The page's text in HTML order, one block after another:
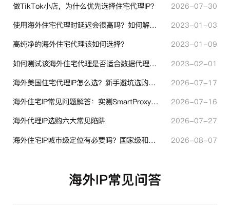
做TikTok小店，为什么优先选择住宅代理IP？
2026-07-30
使用海外住宅代理时延迟会很高吗？如何解决？
2023-01-03
高纯净的海外住宅代理该如何选择？
2023-01-09
如何测试该海外住宅代理是否适合数据代理使用？
2023-02-01
海外美国住宅代理IP怎么选？新手避坑选购指南
2026-07-17
海外住宅IP常见问题解答：实测SmartProxy使用经验分享
2026-07-16
海外代理IP选购六大常见陷阱
2026-07-27
海外住宅IP城市级定位有必要吗？国家级和城市级代理IP区别对比
2026-08-07
海外IP常见问答